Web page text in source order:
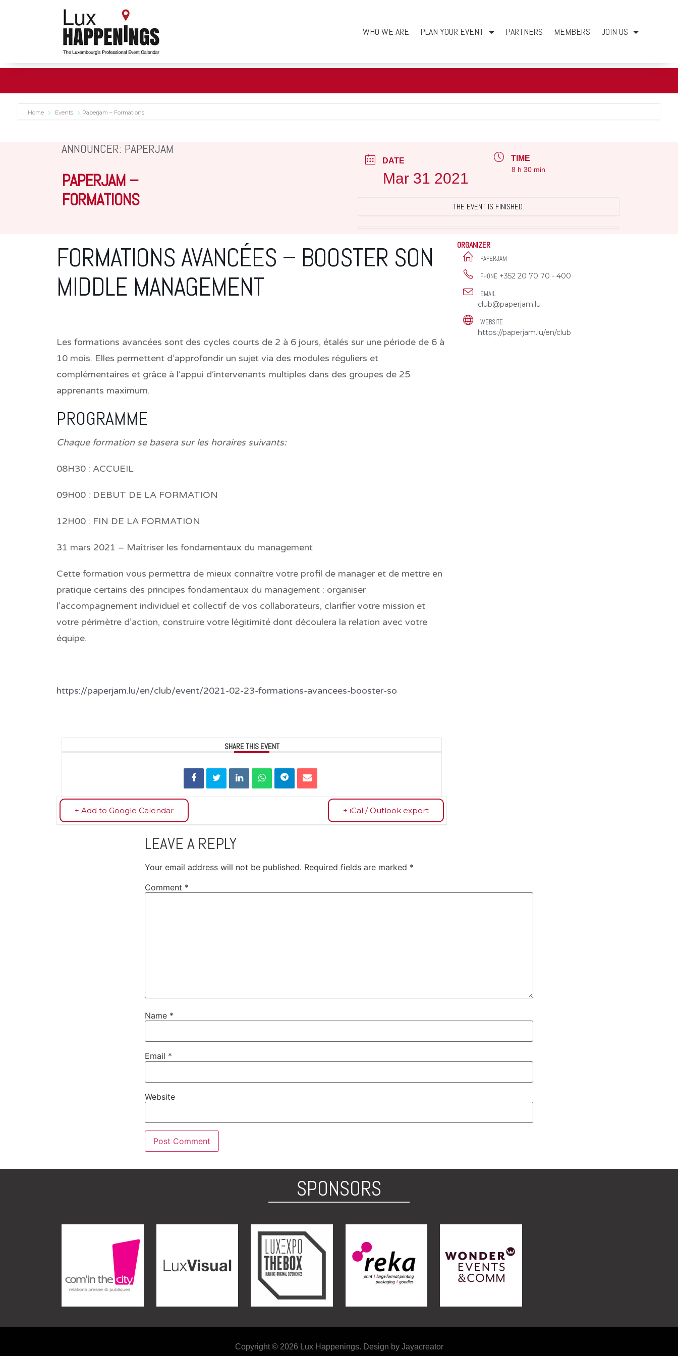
WHO WE ARE PLAN YOUR EVENT PARTNERS MEMBERS JOIN US
Home Events Paperjam – Formations
ANNOUNCER: PAPERJAM
PAPERJAM –
FORMATIONS
DATE
Mar 31 2021
TIME
8 h 30 min
THE EVENT IS FINISHED.
FORMATIONS AVANCÉES – BOOSTER SON
MIDDLE MANAGEMENT
Les formations avancées sont des cycles courts de 2 à 6 jours, étalés sur une période de 6 à
10 mois. Elles permettent d’approfondir un sujet via des modules réguliers et
complémentaires et grâce à l’appui d’intervenants multiples dans des groupes de 25
apprenants maximum.
PROGRAMME
Chaque formation se basera sur les horaires suivants:
08H30 : ACCUEIL
09H00 : DEBUT DE LA FORMATION
12H00 : FIN DE LA FORMATION
31 mars 2021 – Maîtriser les fondamentaux du management
Cette formation vous permettra de mieux connaître votre profil de manager et de mettre en
pratique certains des principes fondamentaux du management : organiser
l’accompagnement individuel et collectif de vos collaborateurs, clarifier votre mission et
votre périmètre d’action, construire votre légitimité dont découlera la relation avec votre
équipe.
https://paperjam.lu/en/club/event/2021-02-23-formations-avancees-booster-so
SHARE THIS EVENT
+ Add to Google Calendar + iCal / Outlook export
ORGANIZER
PAPERJAM
PHONE +352 20 70 70 - 400
EMAIL
club@paperjam.lu
WEBSITE
https://paperjam.lu/en/club
LEAVE A REPLY
Your email address will not be published. Required fields are marked *
Comment *
Name *
Email *
Website
SPONSORS
Copyright © 2026 Lux Happenings. Design by Jayacreator